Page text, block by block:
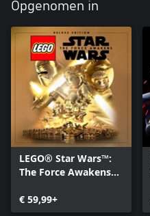
Opgenomen in
LEGO® Star Wars™:
The Force Awakens
€ 59,99+